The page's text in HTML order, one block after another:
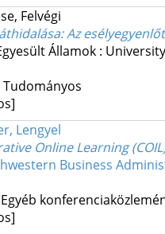
Felvégi
Az
Államok :
Tudományos
Lengyel
Online Learning
Business